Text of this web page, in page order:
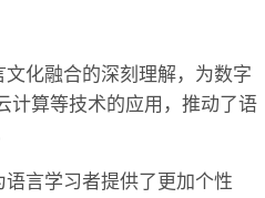
化融合的深刻理解，为数字
计算等技术的应用，推动了语
言学习者提供了更加个性